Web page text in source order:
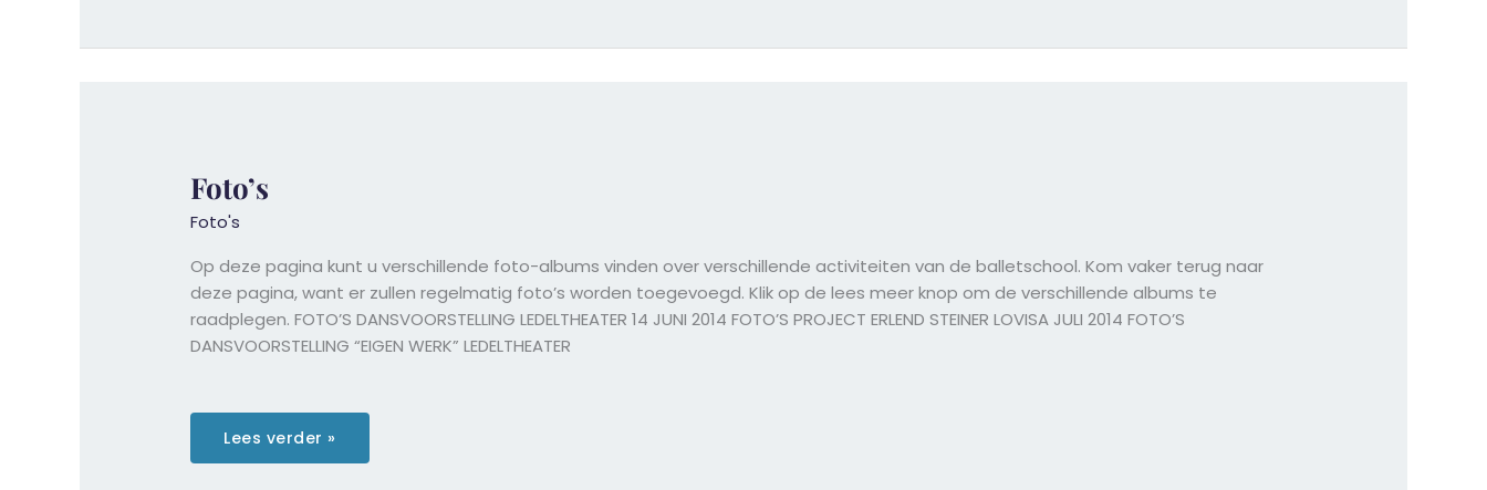
Foto’s
Foto's
Op deze pagina kunt u verschillende foto-albums vinden over verschillende activiteiten van de balletschool. Kom vaker terug naar
deze pagina, want er zullen regelmatig foto’s worden toegevoegd. Klik op de lees meer knop om de verschillende albums te
raadplegen. FOTO’S DANSVOORSTELLING LEDELTHEATER 14 JUNI 2014 FOTO’S PROJECT ERLEND STEINER LOVISA JULI 2014 FOTO’S
DANSVOORSTELLING “EIGEN WERK” LEDELTHEATER
Foto’s
Lees verder »